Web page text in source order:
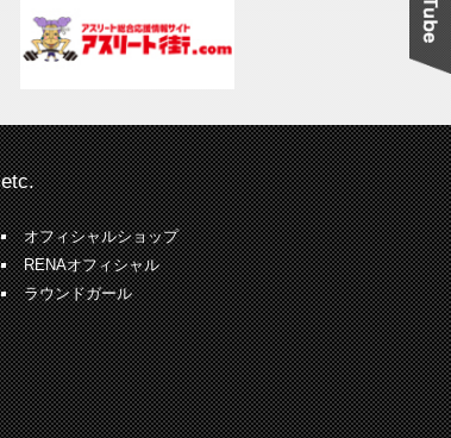
etc.
オフィシャルショップ
RENAオフィシャル
ラウンドガール